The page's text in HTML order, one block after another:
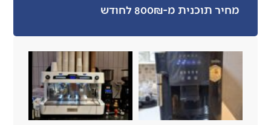
מחיר תוכנית מ-800₪ לחודש